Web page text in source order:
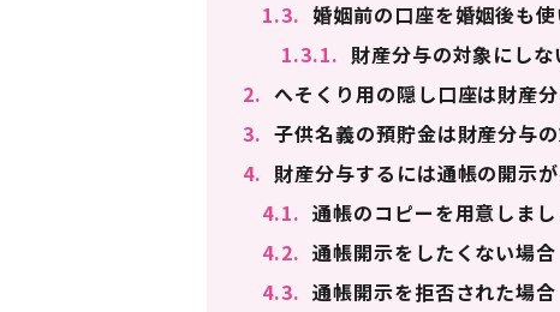
1.3. 婚姻前の口座を婚姻後も
1.3.1. 財産分与の対象にし
2. へそくり用の隠し口座は財産
3. 子供名義の預貯金は財産分与
4. 財産分与するには通帳の開示
4.1. 通帳のコピーを用意しまし
4.2. 通帳開示をしたくない場合
4.3. 通帳開示を拒否された場合